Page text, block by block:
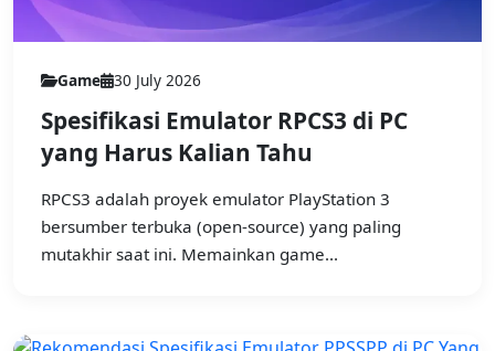
Game 30 July 2026
Spesifikasi Emulator RPCS3 di PC
yang Harus Kalian Tahu
RPCS3 adalah proyek emulator PlayStation 3
bersumber terbuka (open-source) yang paling
mutakhir saat ini. Memainkan game...